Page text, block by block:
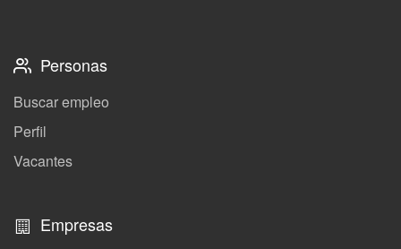
Personas
Buscar empleo
Perfil
Vacantes
Empresas